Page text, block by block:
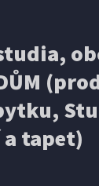
Síť proti
x 100 cm
tapet)